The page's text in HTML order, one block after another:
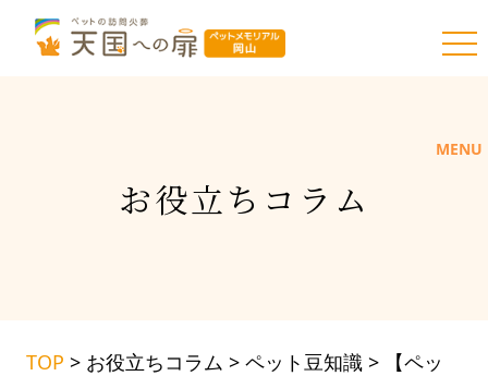
MENU
お役立ち コ ラ ム
TOP > お役立ちコラム > ペット豆知識 >
【ペッ